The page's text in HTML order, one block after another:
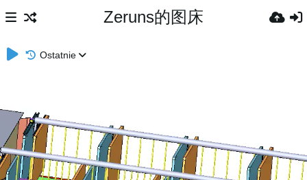
Zeruns的图床
Ostatnie